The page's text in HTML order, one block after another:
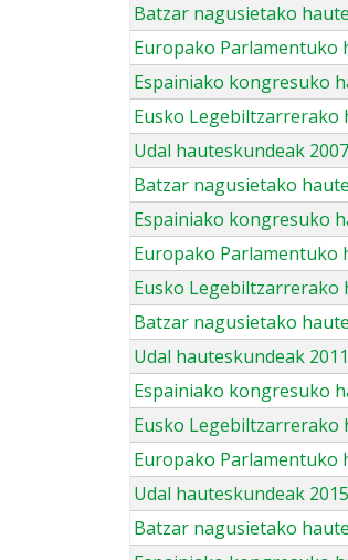
Batzar nagusietako
Europako Parlamentuko
Espainiako kongresuko
Eusko Legebiltzarrerako
Udal hauteskundeak 2007
Batzar nagusietako
Espainiako kongresuko
Europako Parlamentuko
Eusko Legebiltzarrerako
Batzar nagusietako
Udal hauteskundeak 2011
Espainiako kongresuko
Eusko Legebiltzarrerako
Europako Parlamentuko
Udal hauteskundeak 2015
Batzar nagusietako